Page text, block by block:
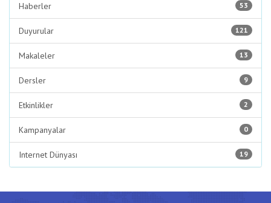
53
Haberler
121
Duyurular
13
Makaleler
9
Dersler
2
Etkinlikler
0
Kampanyalar
19
Internet Dünyası